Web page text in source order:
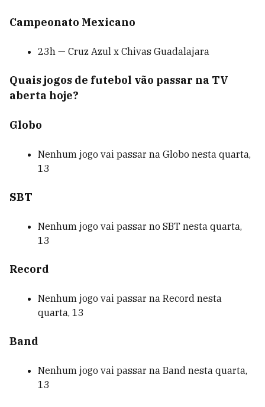
Campeonato Mexicano
23h — Cruz Azul x Chivas Guadalajara
Quais jogos de futebol vão passar na TV
aberta hoje?
Globo
Nenhum jogo vai passar na Globo nesta quarta,
13
SBT
Nenhum jogo vai passar no SBT nesta quarta,
13
Record
Nenhum jogo vai passar na Record nesta
quarta, 13
Band
Nenhum jogo vai passar na Band nesta quarta,
13